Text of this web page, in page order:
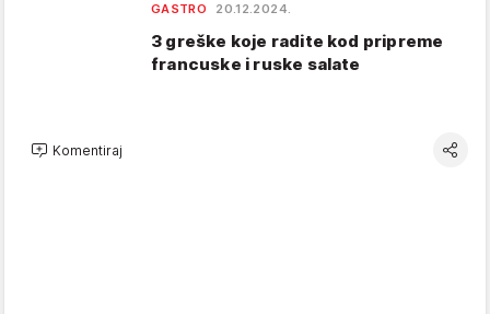
GASTRO 20.12.2024.
3 greške koje radite kod pripreme
francuske i ruske salate
Komentiraj